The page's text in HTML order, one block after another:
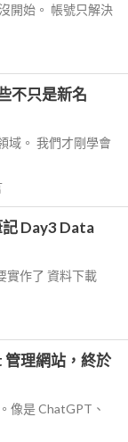
開始。 帳號只解決
不只是新名
域。 我們才剛學會
Day3 Data
實作了 資料下載
管理網站，終於
像是 ChatGPT、